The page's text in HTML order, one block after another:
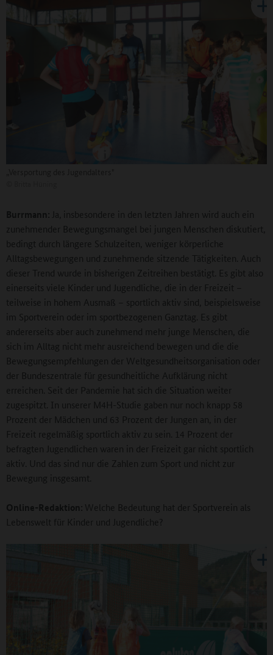
Burrmann: Ja,
insbesondere in den letzten Jahren wird auch ein
zunehmender Bewegungsmangel bei jungen Menschen diskutiert,
bedingt durch längere Schulzeiten, weniger körperliche
Alltagsbewegungen und zunehmende sitzende Tätigkeiten. Auch
dieser Trend wurde in bisherigen Zeitreihen bestätigt. Es gibt also
einerseits viele Kinder und Jugendliche, die in der Freizeit –
teilweise in hohem Ausmaß – sportlich aktiv sind, beispielsweise
im Sportverein oder im sportbezogenen Ganztag. Es gibt
andererseits aber auch zunehmend mehr junge Menschen, die
sich im Alltag nicht mehr ausreichend bewegen und die die
Bewegungsempfehlungen der Weltgesundheitsorganisation oder
der Bundeszentrale für gesundheitliche Aufklärung nicht
erreichen. Seit der Pandemie hat sich die Situation weiter
zugespitzt. In unserer M4H-Studie gaben nur noch knapp 58
Prozent der Mädchen und 63 Prozent der Jungen an, in der
Freizeit regelmäßig sportlich aktiv zu sein. 14 Prozent der
befragten Jugendlichen waren in der Freizeit gar nicht sportlich
aktiv. Und das sind nur die Zahlen zum Sport und nicht zur
Bewegung insgesamt.
Online-Redaktion: Welche Bedeutung hat der Sportverein als
Lebenswelt für Kinder und Jugendliche?